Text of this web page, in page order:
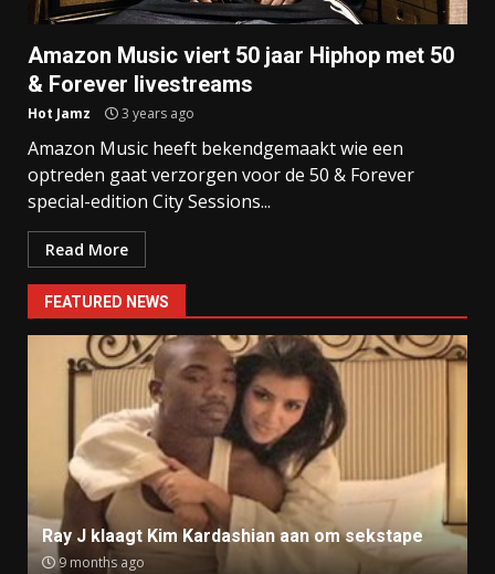
Amazon Music viert 50 jaar Hiphop met 50
& Forever livestreams
Hot Jamz 3 years ago
Amazon Music heeft bekendgemaakt wie een
optreden gaat verzorgen voor de 50 & Forever
special-edition City Sessions...
Read More
FEATURED NEWS
Ray J klaagt Kim Kardashian aan om sekstape
9 months ago